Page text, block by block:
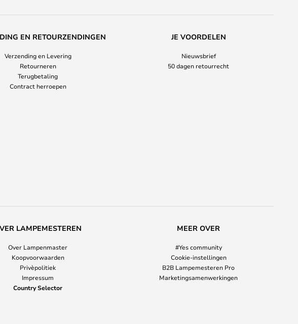
EN RETOURZENDINGEN
Verzending en Levering
Retourneren
Terugbetaling
Contract herroepen
JE VOORDELEN
Nieuwsbrief
50 dagen retourrecht
LAMPEMESTEREN
Over Lampenmaster
Koopvoorwaarden
Privèpolitiek
Impressum
Country Selector
MEER OVER
#Yes community
Cookie-instellingen
B2B Lampemesteren Pro
Marketingsamenwerkingen